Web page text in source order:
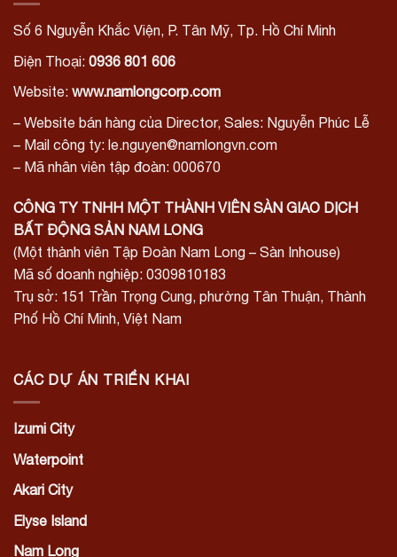
Số 6 Nguyễn Khắc Viện, P. Tân Mỹ, Tp. Hồ Chí Minh
Điện Thoại: 0936 801 606
Website: www.namlongcorp.com
– Website bán hàng của Director, Sales: Nguyễn Phúc Lễ
– Mail công ty: le.nguyen@namlongvn.com
– Mã nhân viên tập đoàn: 000670
CÔNG TY TNHH MỘT THÀNH VIÊN SÀN GIAO DỊCH
BẤT ĐỘNG SẢN NAM LONG
(Một thành viên Tập Đoàn Nam Long – Sàn Inhouse)
Mã số doanh nghiệp: 0309810183
Trụ sở: 151 Trần Trọng Cung, phường Tân Thuận, Thành
Phố Hồ Chí Minh, Việt Nam
CÁC DỰ ÁN TRIỂN KHAI
Izumi City
Waterpoint
Akari City
Elyse Island
Nam Long